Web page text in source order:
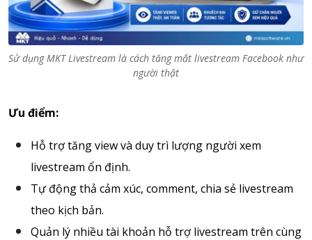
Sử dụng MKT Livestream là cách tăng mắt livestream Facebook như
người thật
Ưu điểm:
Hỗ trợ tăng view và duy trì lượng người xem
livestream ổn định.
Tự động thả cảm xúc, comment, chia sẻ livestream
theo kịch bản.
Quản lý nhiều tài khoản hỗ trợ livestream trên cùng